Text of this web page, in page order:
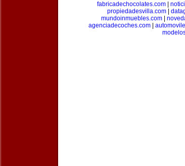
fabricadechocolates.com|
propiedadesvilla.com|
mundoinmuebles.com
agenciadecoches.com